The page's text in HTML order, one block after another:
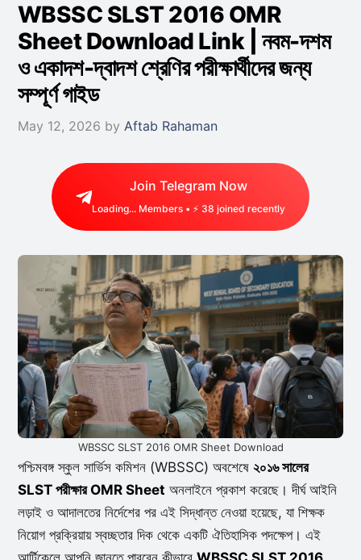
WBSSC SLST 2016 OMR
Sheet Download Link | নবম-দশম
ও একাদশ-দ্বাদশ শ্রেণির পরীক্ষার্থীদের জন্য
সম্পূর্ণ গাইড
May 12, 2026 by Aftab Rahaman
Join Telegram Now
Loading... Members • ⚡ 38 joined recently
WBSSC SLST 2016 OMR Sheet Download
পশ্চিমবঙ্গ স্কুল সার্ভিস কমিশন (WBSSC) অবশেষে ২০১৬ সালের
SLST পরীক্ষার OMR Sheet অনলাইনে প্রকাশ করেছে। দীর্ঘ আইনি
লড়াই ও আদালতের নির্দেশের পর এই সিদ্ধান্ত নেওয়া হয়েছে, যা শিক্ষক
নিয়োগ প্রক্রিয়ায় স্বচ্ছতার দিক থেকে একটি ঐতিহাসিক পদক্ষেপ। এই